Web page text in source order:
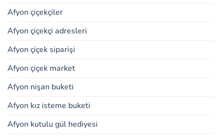
Afyon çiçekçiler
Afyon çiçekçi adresleri
Afyon çiçek siparişi
Afyon çiçek market
Afyon nişan buketi
Afyon kız isteme buketi
Afyon kutulu gül hediyesi